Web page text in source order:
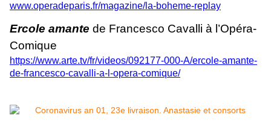
www.operadeparis.fr/magazine/la-boheme-replay
Ercole amante de Francesco Cavalli à l’Opéra-
Comique
https://www.arte.tv/fr/videos/092177-000-A/ercole-amante-
de-francesco-cavalli-a-l-opera-comique/